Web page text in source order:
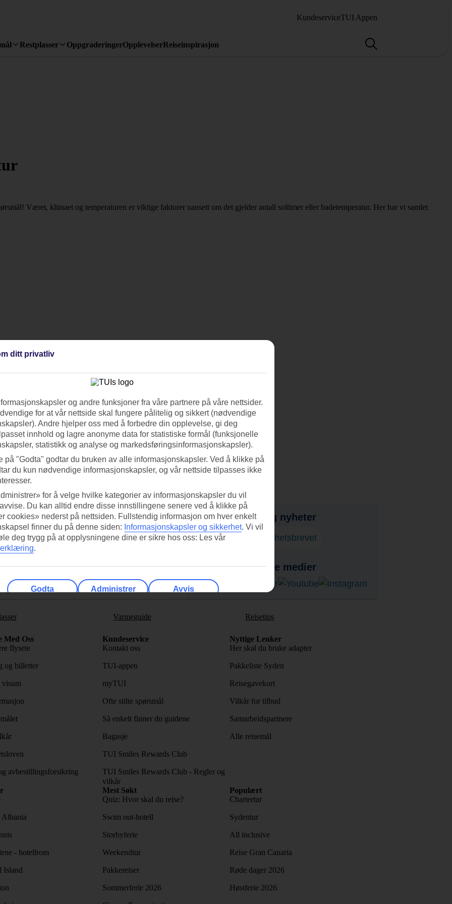
KundeserviceTUI Appen
Restplasser OppgraderingerOpplevelserReiseinspirasjon
Været, klimaet og temperaturen er viktige faktorer uansett om det gjelder antall soltimer eller badetemperatur. Her har vi samlet
TUI-appen i dag!
Skann QR-koden med
mobilkameraet ditt for å laste ned
Få tilbud, tips og nyheter
Abonner på nyhetsbrevet
Følg oss i sosiale medier
Varmeguide Reisetips
Med Oss
flysete
og billetter
visum
avbestillingsforsikring
Kundeservice
Kontakt oss
TUI-appen
myTUI
Ofte stilte spørsmål
Så enkelt finner du guidene
Bagasje
TUI Smiles Rewards Club
TUI Smiles Rewards Club - Regler og
vilkår
Nyttige Lenker
Her skal du bruke adapter
Pakkeliste Syden
Reisegavekort
Vilkår for tilbud
Samarbeidspartnere
Alle reisemål
Albania
- hotellrom
Island
Mest Søkt
Quiz: Hvor skal du reise?
Swim out-hotell
Storbyferie
Weekendtur
Pakkereiser
Sommerferie 2026
Populært
Chartertur
Sydentur
All inclusive
Reise Gran Canaria
Røde dager 2026
Høstferie 2026
ditt privatliv
og andre funksjoner fra våre partnere på våre nettsider.
for at vår nettside skal fungere pålitelig og sikkert (nødvendige
Andre hjelper oss med å forbedre din opplevelse, gi deg
innhold og lagre anonyme data for statistiske formål (funksjonelle
statistikk og analyse og markedsføringsinformasjonskapsler).
på "Godta" godtar du bruken av alle informasjonskapsler. Ved å klikke på
du kun nødvendige informasjonskapsler, og vår nettside tilpasses ikke
for å velge hvilke kategorier av informasjonskapsler du vil
Du kan alltid endre disse innstillingene senere ved å klikke på
cookies» nederst på nettsiden. Fullstendig informasjon om hver enkelt
finner du på denne siden: Informasjonskapsler og sikkerhet. Vi vil
deg trygg på at opplysningene dine er sikre hos oss: Les vår
.
Godta Administrer Avvis